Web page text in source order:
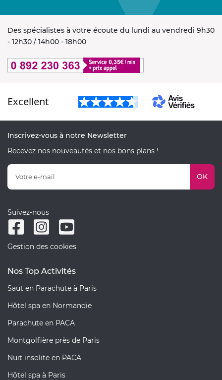
Des spécialistes à votre écoute du lundi au vendredi 9h30
- 12h30 / 14h00 - 18h00
Excellent
Inscrivez-vous à notre Newsletter
Recevez nos nouveautés et nos bons plans !
OK
Suivez-nous
Gestion des cookies
Nos Top Activités
Saut en Parachute à Paris
Hôtel spa en Normandie
Parachute en PACA
Montgolfière près de Paris
Nuit insolite en PACA
Hôtel spa à Paris